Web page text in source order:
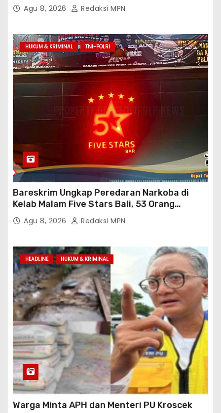
Agu 8, 2026 Redaksi MPN
HUKUM & KRIMINAL TNI-POLRI
Bareskrim Ungkap Peredaran Narkoba di
Kelab Malam Five Stars Bali, 53 Orang
Diamankan
Agu 8, 2026 Redaksi MPN
HEADLINE HUKUM & KRIMINAL
Warga Minta APH dan Menteri PU Kroscek